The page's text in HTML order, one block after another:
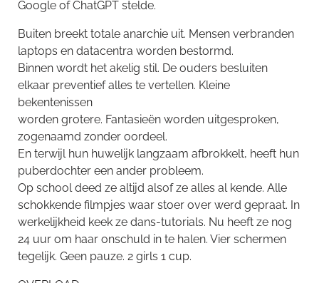
Google of ChatGPT stelde.
Buiten breekt totale anarchie uit. Mensen verbranden
laptops en datacentra worden bestormd.
Binnen wordt het akelig stil. De ouders besluiten
elkaar preventief alles te vertellen. Kleine
bekentenissen
worden grotere. Fantasieën worden uitgesproken,
zogenaamd zonder oordeel.
En terwijl hun huwelijk langzaam afbrokkelt, heeft hun
puberdochter een ander probleem.
Op school deed ze altijd alsof ze alles al kende. Alle
schokkende filmpjes waar stoer over werd gepraat. In
werkelijkheid keek ze dans-tutorials. Nu heeft ze nog
24 uur om haar onschuld in te halen. Vier schermen
tegelijk. Geen pauze. 2 girls 1 cup.